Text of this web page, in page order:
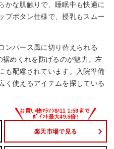
かな肌触りで、睡眠中も快適に
プボタン仕様で、授乳もスムー
ンパース風に切り替えられる
めくれを防げるのが魅力。左
も配慮されています。入院準備
く使えるアイテムを探している
楽天市場で見る